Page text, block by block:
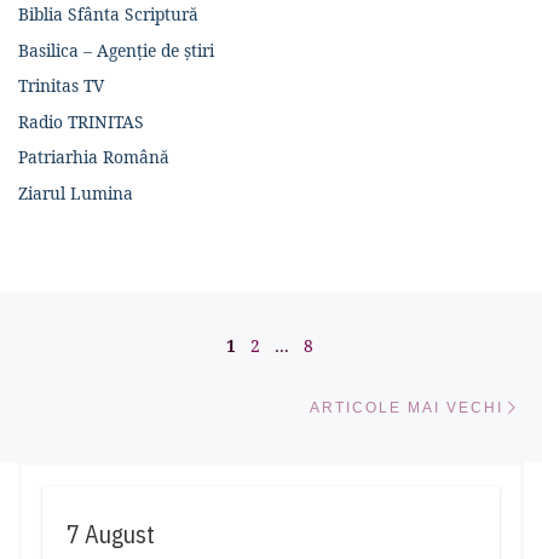
Biblia Sfânta Scriptură
Basilica – Agenție de știri
Trinitas TV
Radio TRINITAS
Patriarhia Română
Ziarul Lumina
1 2 … 8
ARTICOLE MAI VECHI
7 August